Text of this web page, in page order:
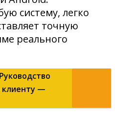
систему, легко
точную
реального
Руководство
клиенту —